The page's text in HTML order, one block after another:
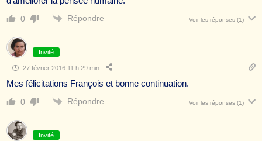
0 Répondre Voir les réponses (1)
Invité
27 février 2016 11 h 29 min
Mes félicitations François et bonne continuation.
0 Répondre Voir les réponses (1)
Invité